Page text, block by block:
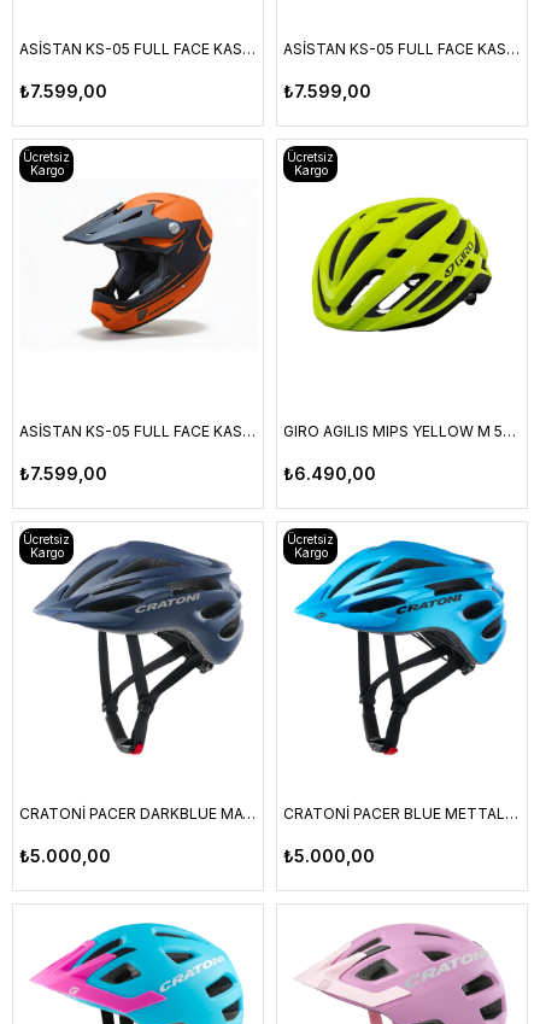
ASİSTAN KS-05 FULL FACE KASK YEŞİL L
₺7.599,00
ASİSTAN KS-05 FULL FACE KASK TURUNCU M
₺7.599,00
ASİSTAN KS-05 FULL FACE KASK TURUNCU L
₺7.599,00
Ücretsiz
Kargo
GIRO AGILIS MIPS YELLOW M 55-59 CM
₺6.490,00
Ücretsiz
Kargo
CRATONİ PACER DARKBLUE MATT L-XL
₺5.000,00
Ücretsiz
Kargo
CRATONİ PACER BLUE METTALIC MATT L-XL
₺5.000,00
Ücretsiz
Kargo